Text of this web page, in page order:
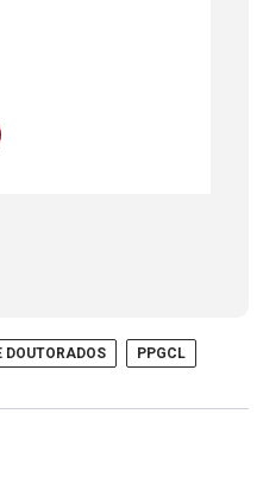
DOUTORADOS PPGCL